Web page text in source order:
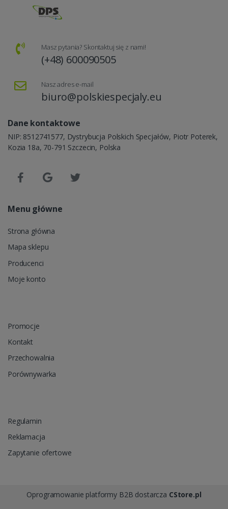
Masz pytania? Skontaktuj się z nami!
(+48) 600090505
Nasz adres e-mail
biuro@polskiespecjaly.eu
Dane kontaktowe
NIP: 8512741577, Dystrybucja Polskich Specjałów, Piotr Poterek,
Kozia 18a, 70-791 Szczecin, Polska
Menu główne
Strona główna
Mapa sklepu
Producenci
Moje konto
Promocje
Kontakt
Przechowalnia
Porównywarka
Regulamin
Reklamacja
Zapytanie ofertowe
Oprogramowanie platformy B2B dostarcza CStore.pl